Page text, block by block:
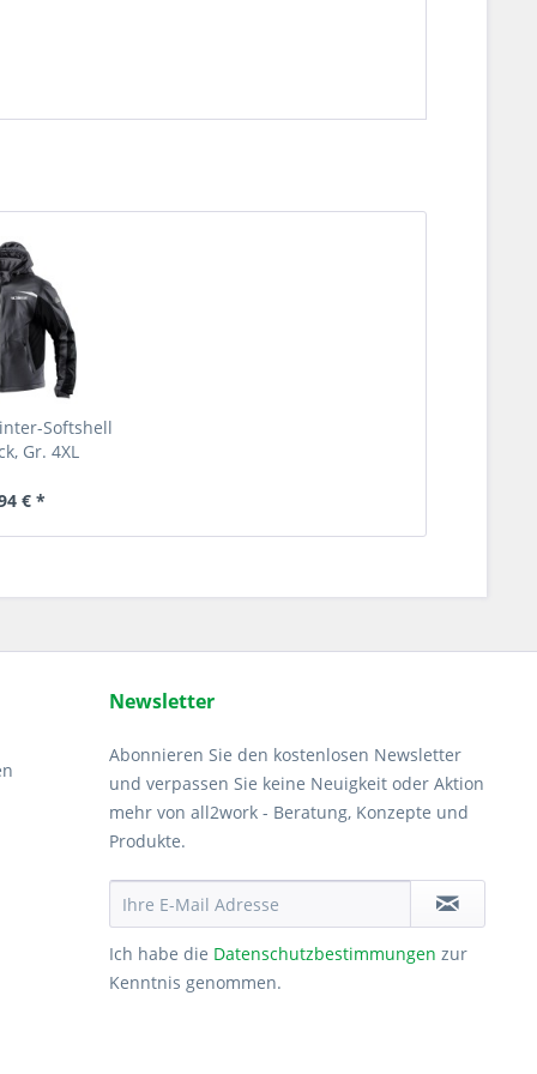
Softshell
Gr. 4XL
€ *
Newsletter
Abonnieren Sie den kostenlosen Newsletter
und verpassen Sie keine Neuigkeit oder Aktion
mehr von all2work - Beratung, Konzepte und
Produkte.
Ich habe die Datenschutzbestimmungen zur
Kenntnis genommen.